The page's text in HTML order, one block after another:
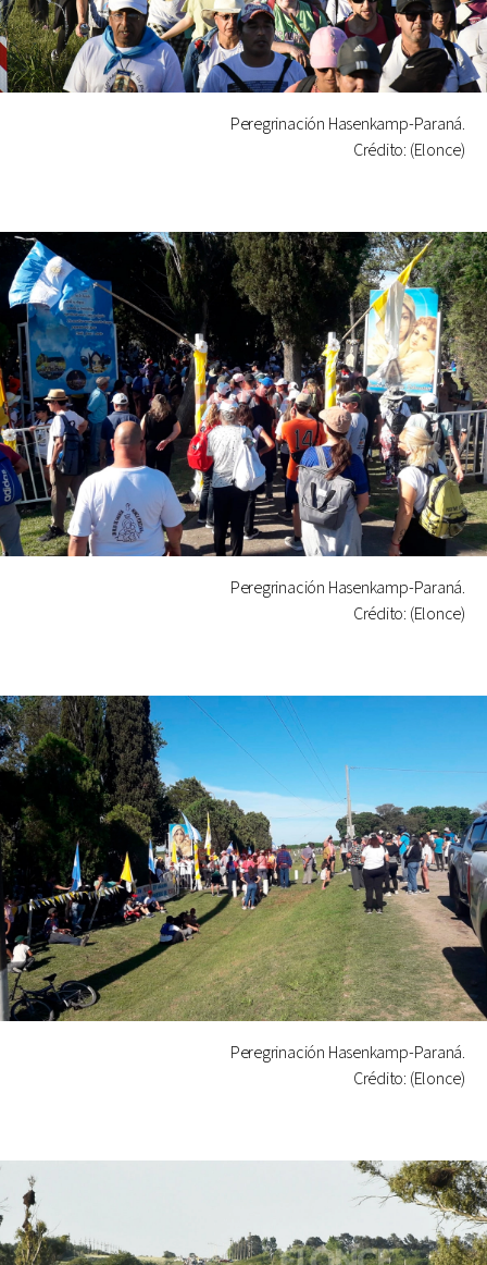
Peregrinación Hasenkamp-Paraná.
Crédito: (Elonce)
Peregrinación Hasenkamp-Paraná.
Crédito: (Elonce)
Peregrinación Hasenkamp-Paraná.
Crédito: (Elonce)